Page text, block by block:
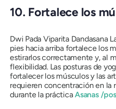
10. Fortalece los
Dwi Pada Viparita Dandasana
pies hacia arriba fortalece los
estirarlos correctamente y, al
flexibilidad. Las posturas de
fortalecer los músculos y las
requieren concentración en la
durante la prácticaAsanas/